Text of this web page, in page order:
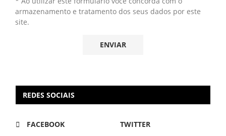
armazenamento e tratamento dos seus dados por este
site.
REDES SOCIAIS
FACEBOOK
TWITTER